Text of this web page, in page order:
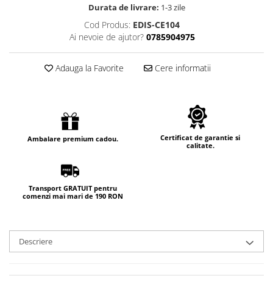
Durata de livrare: 1-3 zile
Cod Produs: EDIS-CE104
Ai nevoie de ajutor? 0785904975
Adauga la Favorite Cere informatii
Ambalare premium cadou.
Certificat de garantie si
calitate.
Transport GRATUIT pentru
comenzi mai mari de 190 RON
Descriere